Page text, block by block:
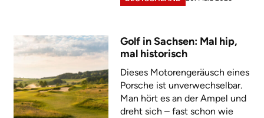
Golf in Sachsen: Mal hip,
mal historisch
Dieses Motorengeräusch eines
Porsche ist unverwechselbar.
Man hört es an der Ampel und
dreht sich – fast schon wie